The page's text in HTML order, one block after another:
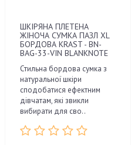
ШКІРЯНА ПЛЕТЕНА
ЖІНОЧА СУМКА ПАЗЛ XL
БОРДОВА KRAST - BN-
BAG-33-VIN BLANKNOTE
Стильна бордова сумка з
натуральної шкіри
сподобатися ефектним
дівчатам, які звикли
вибирати для сво..